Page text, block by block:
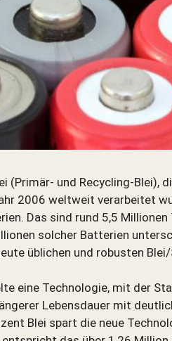
(Primär- und Recycling-Blei),
2006 weltweit verarbeitet
Das sind rund 5,5 Millionen
solcher Batterien
üblichen und robusten Blei/
eine Technologie, mit der
Lebensdauer mit
Blei spart die neue